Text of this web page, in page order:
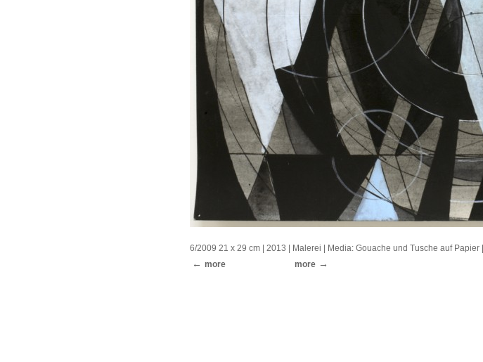
6/2009 21 x 29 cm | 2013 | Malerei | Media: Gouache und Tusche auf Papier
more
more